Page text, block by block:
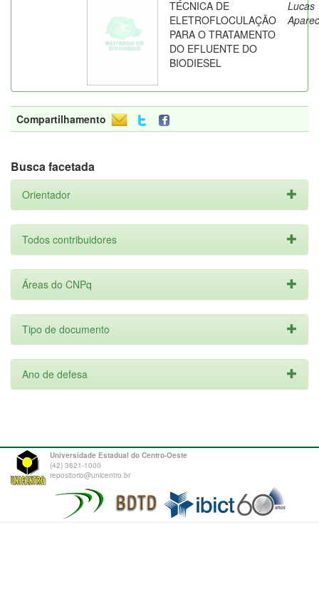
TÉCNICA DE
ELETROFLOCULAÇÃO
PARA O TRATAMENTO
DO EFLUENTE DO
BIODIESEL
Lucas
Compartilhamento
Busca facetada
Orientador
Todos contribuidores
Áreas do CNPq
Tipo de documento
Ano de defesa
Universidade Estadual do Centro-Oeste
(42) 3621-1000
repositorio@unicentro.br